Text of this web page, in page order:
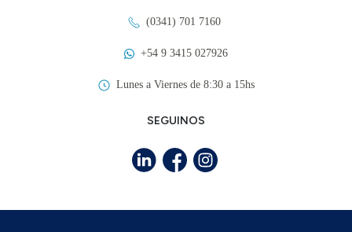
(0341) 701 7160
+54 9 3415 027926
Lunes a Viernes de 8:30 a 15hs
SEGUINOS